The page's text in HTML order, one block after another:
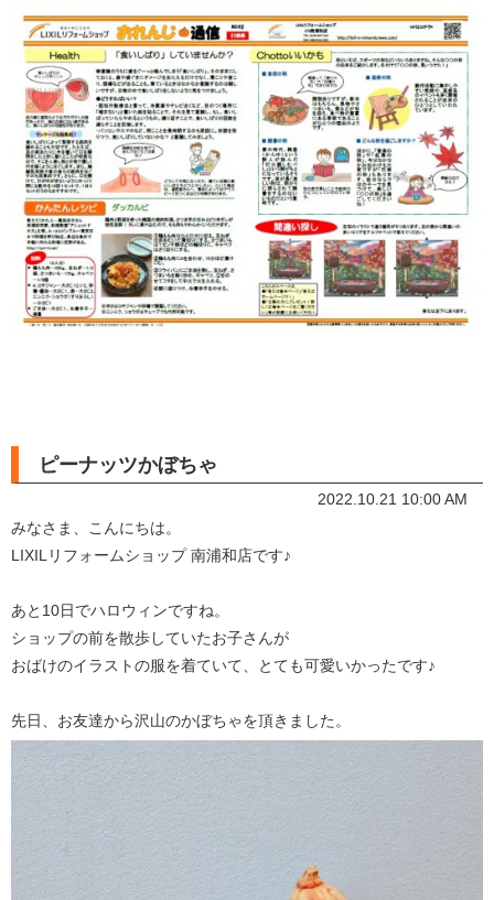
ピーナッツかぼちゃ
2022.10.21 10:00 AM
みなさま、こんにちは。
LIXILリフォームショップ 南浦和店です♪
あと10日でハロウィンですね。
ショップの前を散歩していたお子さんが
おばけのイラストの服を着ていて、とても可愛いかったです♪
先日、お友達から沢山のかぼちゃを頂きました。